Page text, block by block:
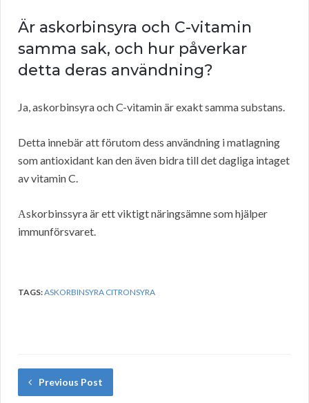
Är askorbinsyra och C-vitamin
samma sak, och hur påverkar
detta deras användning?
Ja, askorbinsyra och C-vitamin är exakt samma substans.
Detta innebär att förutom dess användning i matlagning
som antioxidant kan den även bidra till det dagliga intaget
av vitamin C.
Аskorbinssyra är ett viktigt näringsämne som hjälper
immunförsvaret.
TAGS:ASKORBINSYRA CITRONSYRA
Previous Post